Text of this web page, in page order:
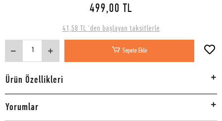
499,00 TL
41,58 TL 'den başlayan taksitlerle
Sepete Ekle
Ürün Özellikleri
Yorumlar